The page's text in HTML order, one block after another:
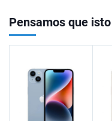
Pensamos que